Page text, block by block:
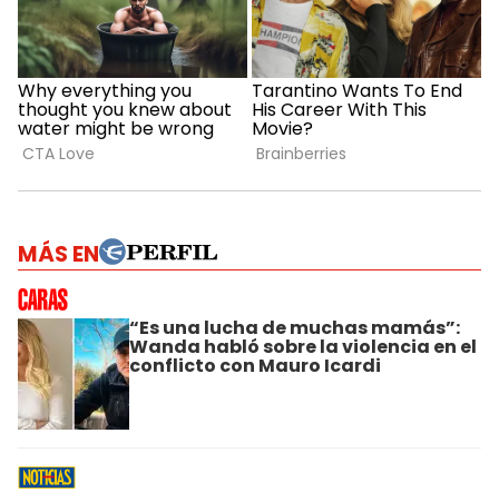
MÁS EN
“Es una lucha de muchas mamás”:
Wanda habló sobre la violencia en el
conflicto con Mauro Icardi